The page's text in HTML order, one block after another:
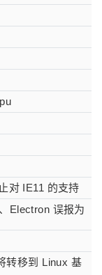
对 IE11 的支持
Electron 误报为
转移到 Linux 基